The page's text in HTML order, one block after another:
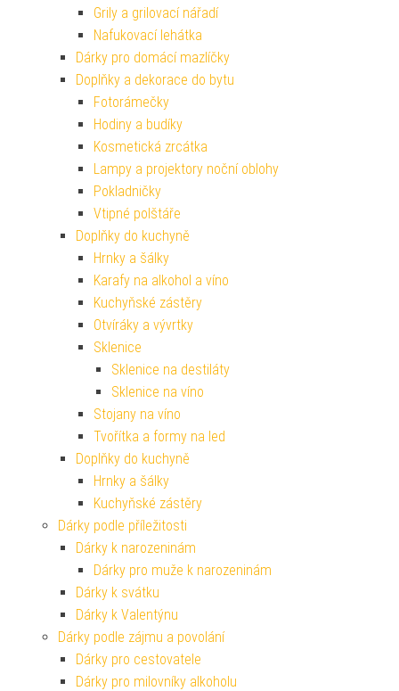
Grily a grilovací nářadí
Nafukovací lehátka
Dárky pro domácí mazlíčky
Doplňky a dekorace do bytu
Fotorámečky
Hodiny a budíky
Kosmetická zrcátka
Lampy a projektory noční oblohy
Pokladničky
Vtipné polštáře
Doplňky do kuchyně
Hrnky a šálky
Karafy na alkohol a víno
Kuchyňské zástěry
Otvíráky a vývrtky
Sklenice
Sklenice na destiláty
Sklenice na víno
Stojany na víno
Tvořítka a formy na led
Doplňky do kuchyně
Hrnky a šálky
Kuchyňské zástěry
Dárky podle příležitosti
Dárky k narozeninám
Dárky pro muže k narozeninám
Dárky k svátku
Dárky k Valentýnu
Dárky podle zájmu a povolání
Dárky pro cestovatele
Dárky pro milovníky alkoholu